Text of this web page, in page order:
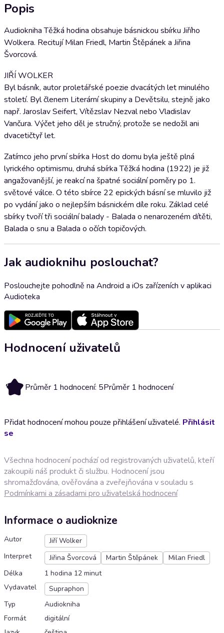
Popis
Audiokniha Těžká hodina obsahuje básnickou sbírku Jiřího
Wolkera. Recitují Milan Friedl, Martin Štěpánek a Jiřina
Švorcová.
JIŘÍ WOLKER
Byl básník, autor proletářské poezie dvacátých let minulého
století. Byl členem Literární skupiny a Devětsilu, stejně jako
např. Jaroslav Seifert, Vítězslav Nezval nebo Vladislav
Vančura. Výčet jeho děl je stručný, protože se nedožil ani
dvacetičtyř let.
Zatímco jeho první sbírka Host do domu byla ještě plná
lyrického optimismu, druhá sbírka Těžká hodina (1922) je již
angažovanější, je reakcí na špatné sociální poměry po 1.
světové válce. O této sbírce 22 epických básní se mluvilo již
po vydání jako o nejlepším básnickém díle roku. Základ celé
sbírky tvoří tři sociální balady - Balada o nenarozeném dítěti,
Balada o snu a Balada o očích topičových.
Jak audioknihu poslouchat?
Poslouchejte pohodlně na Android a iOs zařízeních v aplikaci
Audioteka
Hodnocení uživatelů
5 Průměr 1 hodnocení: 5Průměr 1 hodnocení
Přidat hodnocení mohou pouze přihlášení uživatelé. Přihlásit
se
Všechna hodnocení pochází od registrovaných uživatelů, kteří
zakoupili náš produkt či službu. Hodnocení jsou
shromažďována, ověřována a zveřejňována v souladu s
Podmínkami a zásadami pro uživatelská hodnocení
Informace o audioknize
Autor
Jiří Wolker
Interpret
Jiřina Švorcová Martin Štěpánek
Milan Friedl
Délka
1 hodina 12 minut
Vydavatel
Supraphon
Typ
Audiokniha
Formát
digitální